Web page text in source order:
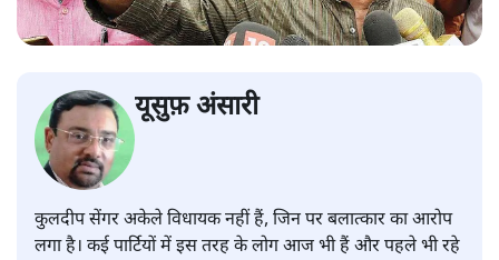
यूसुफ़ अंसारी
कुलदीप सेंगर अकेले विधायक नहीं हैं, जिन पर बलात्कार का आरोप
लगा है। कई पार्टियों में इस तरह के लोग आज भी हैं और पहले भी रहे